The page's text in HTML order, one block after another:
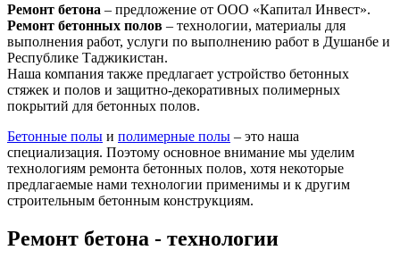
Ремонт бетона – предложение от ООО «Капитал Инвест».
Ремонт бетонных полов – технологии, материалы для
выполнения работ, услуги по выполнению работ в Душанбе и
Республике Таджикистан.
Наша компания также предлагает устройство бетонных
стяжек и полов и защитно-декоративных полимерных
покрытий для бетонных полов.
Бетонные полы и полимерные полы – это наша
специализация. Поэтому основное внимание мы уделим
технологиям ремонта бетонных полов, хотя некоторые
предлагаемые нами технологии применимы и к другим
строительным бетонным конструкциям.
Ремонт бетона - технологии